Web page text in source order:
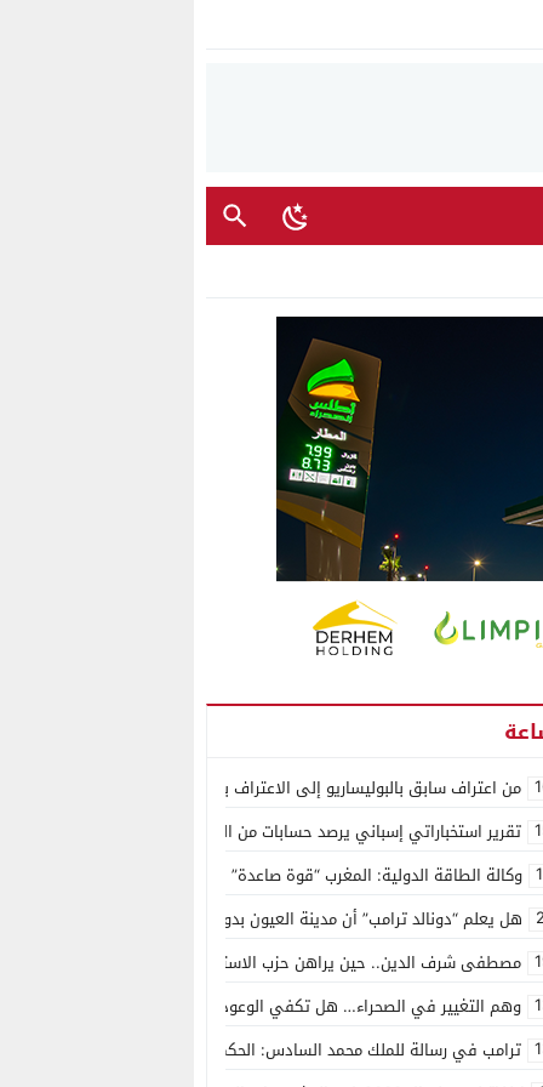
من اعتراف سابق بالبوليساريو إلى الاعتراف بسيادة المغرب على الصحراء..
تقرير استخباراتي إسباني يرصد حسابات من الجزائر وأرقاما بـ”213+” ضمن حملة رقمية منظمة حرّضت على اقتحام سبتة
وكالة الطاقة الدولية: المغرب “قوة صاعدة” في سوق المعادن الاستراتيجية
هل يعلم “دونالد ترامب” أن مدينة العيون بدون ماء؟
مصطفى شرف الدين.. حين يراهن حزب الاستقلال على الكفاءة ويمنح الشباب
وهم التغيير في الصحراء… هل تكفي الوعود الفارغة لصناعة الواقع؟
ترامب في رسالة للملك محمد السادس: الحكم الذاتي هو الأساس الوحيد لحل